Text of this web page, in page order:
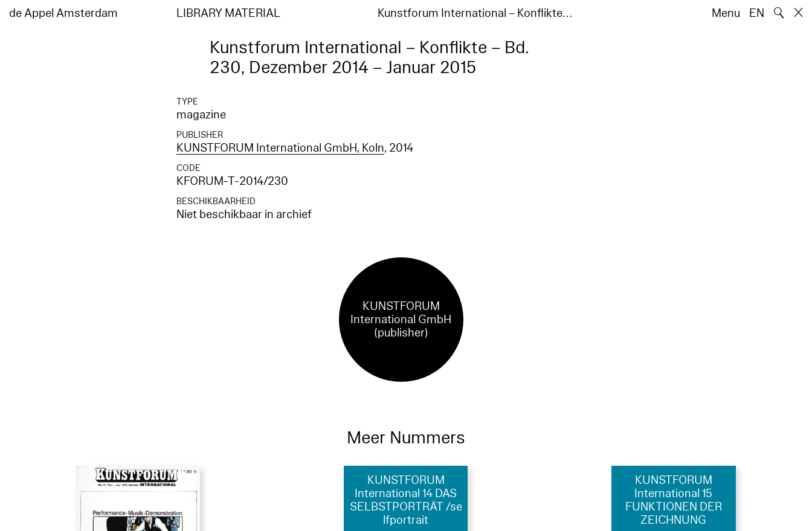
de Appel Amsterdam LIBRARY MATERIAL Kunstforum International – Konflikte… Menu EN 🔍
Kunstforum International – Konflikte – Bd.
230, Dezember 2014 – Januar 2015
TYPE
magazine
PUBLISHER
KUNSTFORUM International GmbH, Koln, 2014
CODE
KFORUM-T-2014/230
BESCHIKBAARHEID
Niet beschikbaar in archief
KUNSTFORUM
International GmbH
(publisher)
Meer Nummers
KUNSTFORUM
International 14 DAS
SELBSTPORTRÄT /se
lfportrait
KUNSTFORUM
International 15
FUNKTIONEN DER
ZEICHNUNG